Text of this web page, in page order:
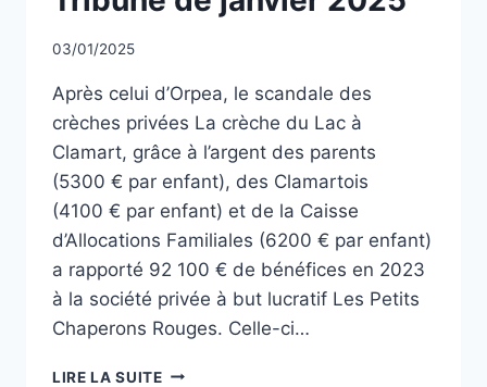
CLASSÉ
Par
03/01/2025
Après celui d’Orpea, le scandale des
crèches privées La crèche du Lac à
Clamart, grâce à l’argent des parents
(5300 € par enfant), des Clamartois
(4100 € par enfant) et de la Caisse
d’Allocations Familiales (6200 € par enfant)
a rapporté 92 100 € de bénéfices en 2023
à la société privée à but lucratif Les Petits
Chaperons Rouges. Celle-ci…
LIRE LA SUITETRIBUNE